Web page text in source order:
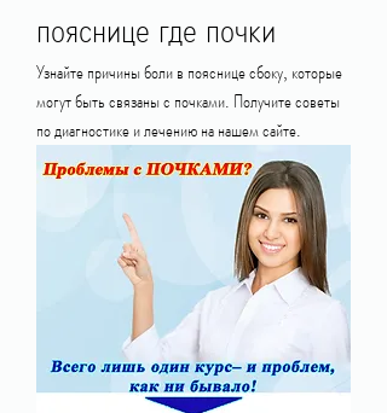
пояснице где почки
Узнайте причины боли в пояснице сбоку, которые
могут быть связаны с почками. Получите советы
по диагностике и лечению на нашем сайте.